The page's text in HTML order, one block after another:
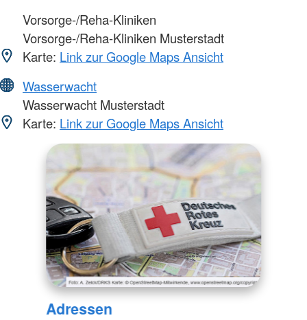
Vorsorge-/Reha-Kliniken
Vorsorge-/Reha-Kliniken Musterstadt
Karte: Link zur Google Maps Ansicht
Wasserwacht
Wasserwacht Musterstadt
Karte: Link zur Google Maps Ansicht
Adressen